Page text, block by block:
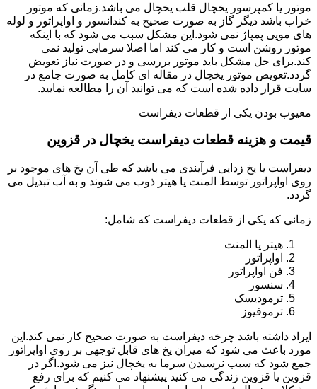
موتور یا کمپرسور یخچال قلب یخچال می باشد.زمانی که موتور
خراب باشد دیگر گاز به صورت صحیح به کندانسور و اواپراتور و لوله
های مویی پمپاژ نمی شود.این مشکل سبب می شود که با اینکه
موتور روشن است و کار می کند اما اصلا سرمایی تولید نمی
کند.برای حل مشکل باید موتور بررسی و در صورت نیاز تعویض
گردد.تعویض موتور یخچال در مقاله ای کامل به صورت جامع در
سایت قرار داده شده است که می توانید آن را مطالعه نمایید.
معیوب بودن یکی از قطعات دیفراست
قیمت و هزینه قطعات دیفراست یخچال در قزوین
دیفراست یا یخ زدایی فرآیندی می باشد که طی آن یخ های موجود بر
روی اواپراتور توسط المنت یا هیتر ذوب می شوند و به آب تبدیل می
گردد.
زمانی که یکی از قطعات دیفراست که شامل:
هیتر یا المنت
اواپراتور
فن اواپراتور
سنسور
ترمودیسک
ترموفیوز
ایراد داشته باشد چرخه دیفراست به صورت صحیح کار نمی کند.این
مورد باعث می شود که میزان یخ های قابل توجهی بر روی اواپراتور
جمع شود که سبب نرسیدن سرما به یخچال نیز می شود.اگر در
قزوین یا قزوین زندگی می کنید پیشنهاد می کنیم که برای رفع